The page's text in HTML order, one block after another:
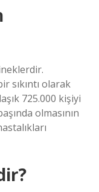
sıkıntı olarak
725.000 kişiyi
olmasının